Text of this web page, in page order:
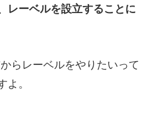
レーベルを設立することに
らレーベルをやりたいって
よ。